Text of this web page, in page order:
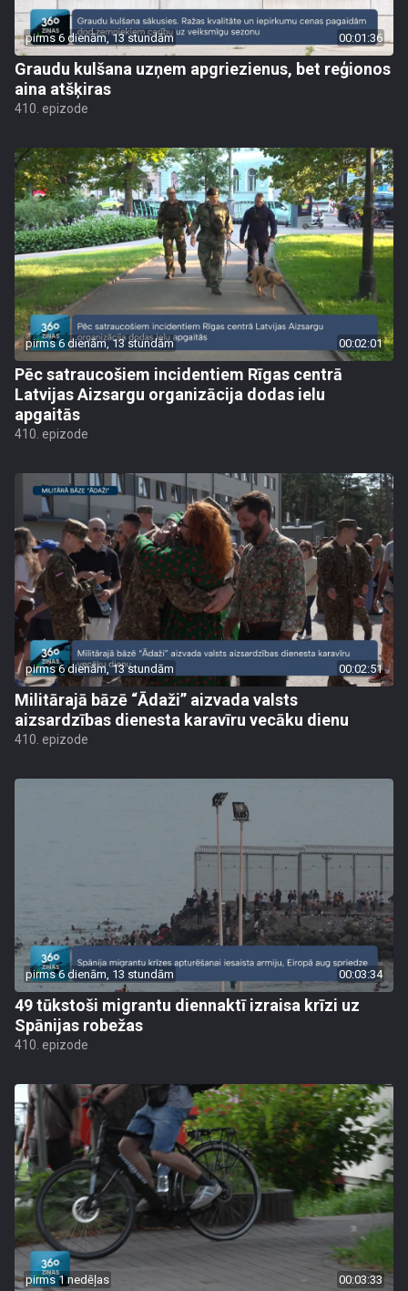
pirms 6 dienām, 13 stundām 00:01:36
Graudu kulšana uzņem apgriezienus, bet reģionos
aina atšķiras
410. epizode
pirms 6 dienām, 13 stundām 00:02:01
Pēc satraucošiem incidentiem Rīgas centrā
Latvijas Aizsargu organizācija dodas ielu
apgaitās
410. epizode
pirms 6 dienām, 13 stundām 00:02:51
Militārajā bāzē “Ādaži” aizvada valsts
aizsardzības dienesta karavīru vecāku dienu
410. epizode
pirms 6 dienām, 13 stundām 00:03:34
49 tūkstoši migrantu diennaktī izraisa krīzi uz
Spānijas robežas
410. epizode
pirms 1 nedēļas 00:03:33